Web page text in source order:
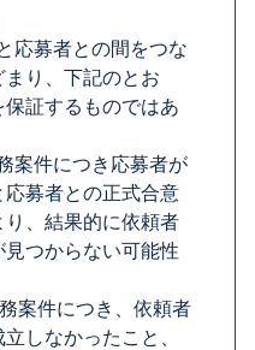
応募者との間をつな
り、下記のとお
証するものではあ
案件につき応募者が
募者との正式合意
、結果的に依頼者
つからない可能性
案件につき、依頼者
しなかったこと、